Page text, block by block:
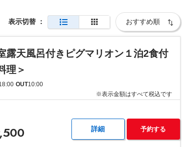
表示切替 ：
露天風呂付きピグマリオン１泊2食付
理＞
OUT10:00
※表示金額はすべて税込です
詳細 予約する